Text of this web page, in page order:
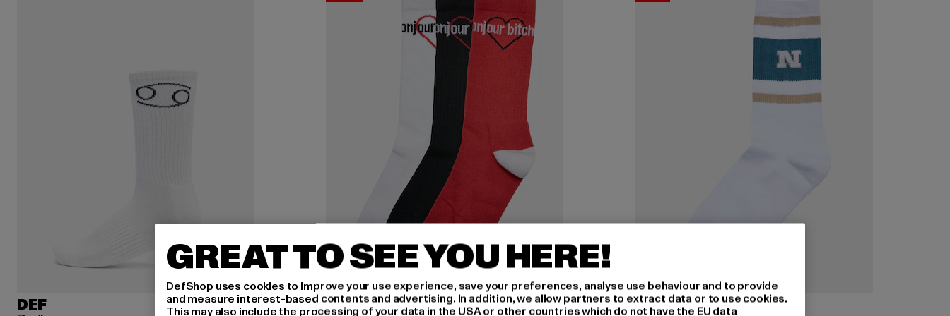
DEF MISTER TEE URBAN CLASSICS
GREAT TO SEE YOU HERE!
DefShop uses cookies to improve your use experience, save your preferences, analyse use behaviour and to provide
and measure interest-based contents and advertising. In addition, we allow partners to extract data or to use cookies.
This may also include the processing of your data in the USA or other countries which do not have the EU data